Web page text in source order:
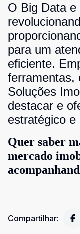
O Big Data
para um
eficiente.
ferramentas,
Soluções
destacar e
estratégico e
Quer saber
mercado
Compartilhar: